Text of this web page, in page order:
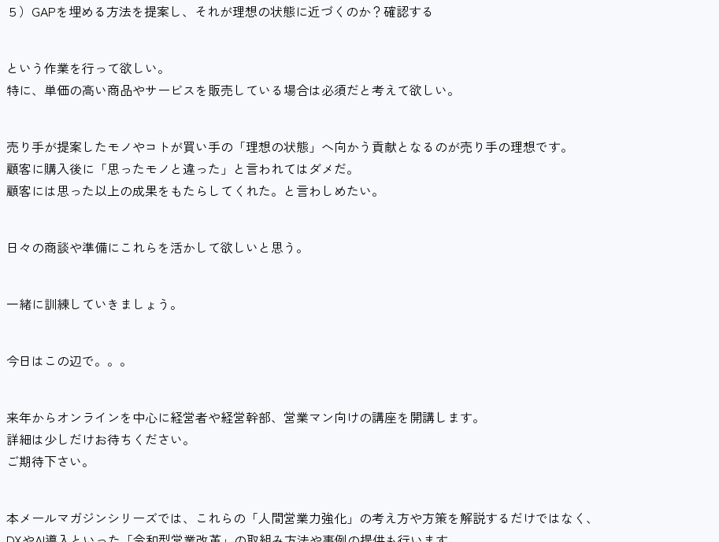
５）GAPを埋める方法を提案し、それが理想の状態に近づくのか？確認する
という作業を行って欲しい。
特に、単価の高い商品やサービスを販売している場合は必須だと考えて欲しい。
売り手が提案したモノやコトが買い手の「理想の状態」へ向かう貢献となるのが売り手の理想です。
顧客に購入後に「思ったモノと違った」と言われてはダメだ。
顧客には思った以上の成果をもたらしてくれた。と言わしめたい。
日々の商談や準備にこれらを活かして欲しいと思う。
一緒に訓練していきましょう。
今日はこの辺で。。。
来年からオンラインを中心に経営者や経営幹部、営業マン向けの講座を開講します。
詳細は少しだけお待ちください。
ご期待下さい。
本メールマガジンシリーズでは、これらの「人間営業力強化」の考え方や方策を解説するだけではなく、